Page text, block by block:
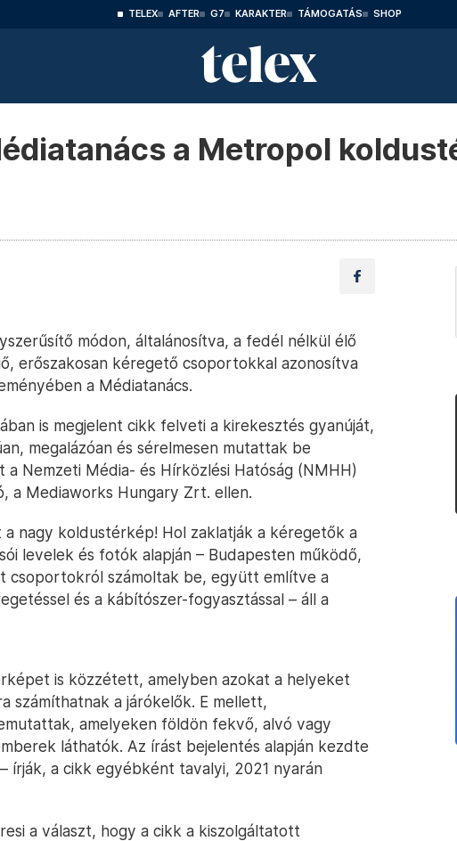
TELEX AFTER G7 KARAKTER TÁMOGATÁS SHOP
a Metropol
módon, általánosítva, a fedél nélkül élő
erőszakosan kéregető csoportokkal azonosítva
a Médiatanács.
is megjelent cikk felveti a kirekesztés gyanúját,
megalázóan és sérelmesen mutattak be
Nemzeti Média- és Hírközlési Hatóság (NMHH)
a Mediaworks Hungary Zrt. ellen.
a nagy koldustérkép! Hol zaklatják a kéregetők a
levelek és fotók alapján – Budapesten működő,
csoportokról számoltak be, együtt említve a
és a kábítószer-fogyasztással – áll a
is közzétett, amelyben azokat a helyeket
számíthatnak a járókelők. E mellett,
amelyeken földön fekvő, alvó vagy
láthatók. Az írást bejelentés alapján kezdte
írják, a cikk egyébként tavalyi, 2021 nyarán
a választ, hogy a cikk a kiszolgáltatott